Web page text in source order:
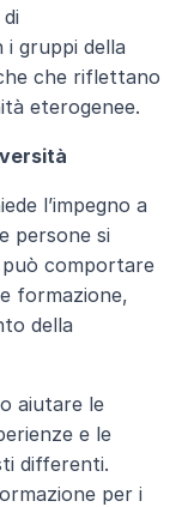
i gruppi della
che riflettano
eterogenee.
l’impegno a
persone si
comportare
formazione,
della
aiutare le
e le
differenti.
per i